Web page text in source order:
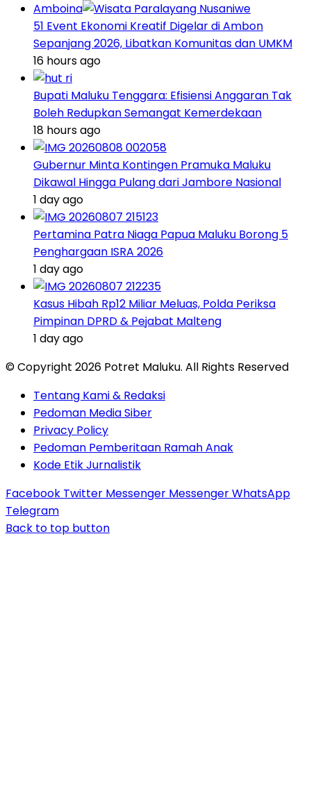
Amboina
51 Event Ekonomi Kreatif Digelar di Ambon
Sepanjang 2026, Libatkan Komunitas dan UMKM
16 hours ago
Bupati Maluku Tenggara: Efisiensi Anggaran Tak
Boleh Redupkan Semangat Kemerdekaan
18 hours ago
Gubernur Minta Kontingen Pramuka Maluku
Dikawal Hingga Pulang dari Jambore Nasional
1 day ago
Pertamina Patra Niaga Papua Maluku Borong 5
Penghargaan ISRA 2026
1 day ago
Kasus Hibah Rp12 Miliar Meluas, Polda Periksa
Pimpinan DPRD & Pejabat Malteng
1 day ago
© Copyright 2026 Potret Maluku. All Rights Reserved
Tentang Kami & Redaksi
Pedoman Media Siber
Privacy Policy
Pedoman Pemberitaan Ramah Anak
Kode Etik Jurnalistik
Facebook Twitter Messenger MessengerWhatsApp
Telegram
Back to top button